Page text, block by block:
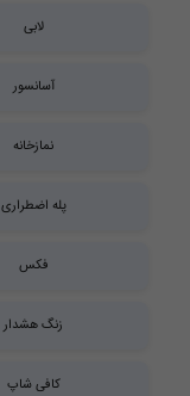
لابی
آسانسور
نمازخانه
پله اضطراری
فکس
زنگ هشدار
کافی شاپ